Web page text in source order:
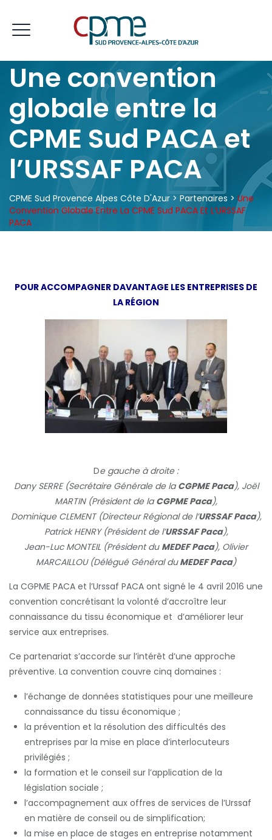
Une convention
globale entre la
CPME Sud PACA et
l’URSSAF PACA
CPME Sud Provence Alpes Côte D'Azur > Partenaires > Une
Convention Globale Entre La CPME Sud PACA Et L’URSSAF
PACA
POUR ACCOMPAGNER DAVANTAGE LES ENTREPRISES DE
LA RÉGION
De gauche à droite :
Dany SERRE (Secrétaire Générale de laCGPME Paca), Joël
MARTIN (Président de laCGPME Paca),
Dominique CLEMENT (Directeur Régional de l’URSSAF Paca),
Patrick HENRY (Président de l’URSSAF Paca),
Jean-Luc MONTEIL (Président du MEDEF Paca), Olivier
MARCAILLOU (Délégué Général duMEDEF Paca)
La CGPME PACA et l’Urssaf PACA ont signé le 4 avril 2016 une
convention concrétisant la volonté d’accroître leur
connaissance du tissu économique et d’améliorer leur
service aux entreprises.
Ce partenariat s’accorde sur l’intérêt d’une approche
préventive. La convention couvre cinq domaines :
l’échange de données statistiques pour une meilleure
connaissance du tissu économique ;
la prévention et la résolution des difficultés des
entreprises par la mise en place d’interlocuteurs
privilégiés ;
la formation et le conseil sur l’application de la
législation sociale ;
l’accompagnement aux offres de services de l’Urssaf
en matière de conseil ou de simplification;
la mise en place de stages en entreprise notamment